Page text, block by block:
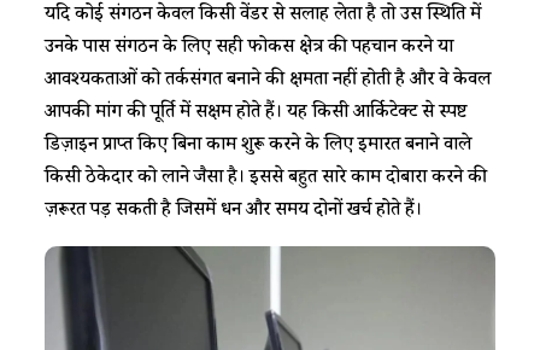
यदि कोई संगठन केवल किसी वेंडर से सलाह लेता है तो उस स्थिति में
उनके पास संगठन के लिए सही फोकस क्षेत्र की पहचान करने या
आवश्यकताओं को तर्कसंगत बनाने की क्षमता नहीं होती है और वे केवल
आपकी मांग की पूर्ति में सक्षम होते हैं। यह किसी आर्किटेक्ट से स्पष्ट
डिज़ाइन प्राप्त किए बिना काम शुरू करने के लिए इमारत बनाने वाले
किसी ठेकेदार को लाने जैसा है। इससे बहुत सारे काम दोबारा करने की
ज़रूरत पड़ सकती है जिसमें धन और समय दोनों खर्च होते हैं।